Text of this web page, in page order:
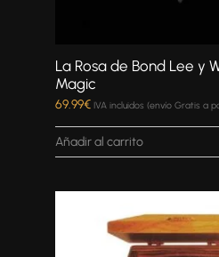
La Rosa de Bond Lee y
Magic
69.99€ IVA incluidos (envío Gratis a
Añadir al carrito